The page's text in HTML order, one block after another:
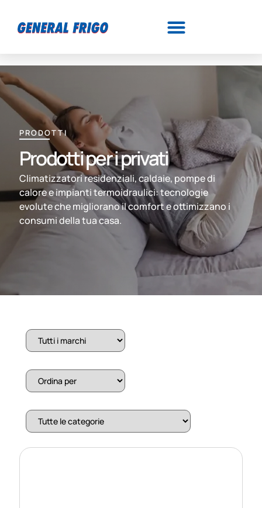
PRODOTTI
Prodotti per i privati
Climatizzatori residenziali, caldaie, pompe di
calore e impianti termoidraulici: tecnologie
evolute che migliorano il comfort e ottimizzano i
consumi della tua casa.